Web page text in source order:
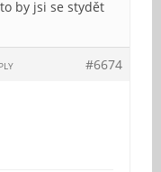
by jsi se stydět
#6674